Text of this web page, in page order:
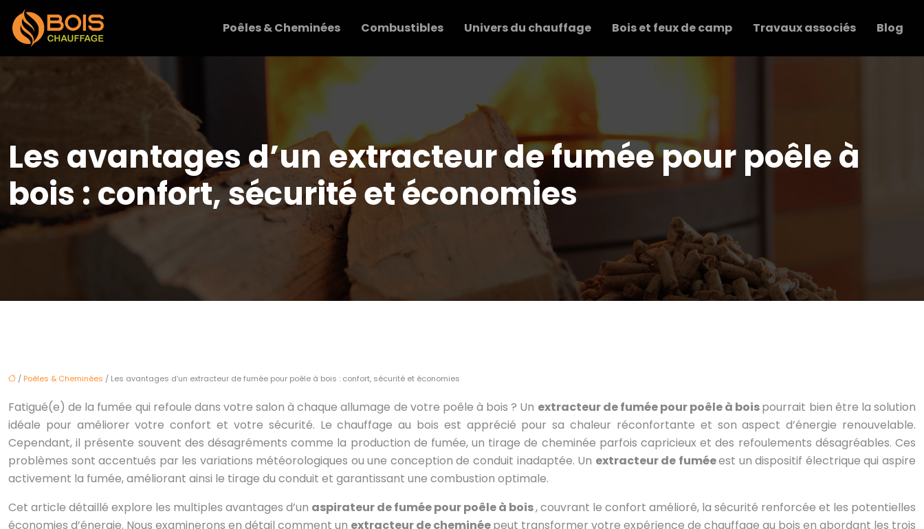
Poêles & Cheminées Combustibles Univers du chauffage Bois et feux de camp Travaux associés Blog
Les avantages d’un extracteur de fumée pour poêle à
bois : confort, sécurité et économies
/ Poêles & Cheminées / Les avantages d’un extracteur de fumée pour poêle à bois : confort, sécurité et économies
Fatigué(e) de la fumée qui refoule dans votre salon à chaque allumage de votre poêle à bois ? Un extracteur de fumée pour poêle à boispourrait bien être la solution
idéale pour améliorer votre confort et votre sécurité. Le chauffage au bois est apprécié pour sa chaleur réconfortante et son aspect d’énergie renouvelable.
Cependant, il présente souvent des désagréments comme la production de fumée, un tirage de cheminée parfois capricieux et des refoulements désagréables. Ces
problèmes sont accentués par les variations météorologiques ou une conception de conduit inadaptée. Un extracteur de fuméeest un dispositif électrique qui aspire
activement la fumée, améliorant ainsi le tirage du conduit et garantissant une combustion optimale.
Cet article détaillé explore les multiples avantages d’un aspirateur de fumée pour poêle à bois, couvrant le confort amélioré, la sécurité renforcée et les potentielles
économies d’énergie. Nous examinerons en détail comment un extracteur de cheminéepeut transformer votre expérience de chauffage au bois en abordant les trois